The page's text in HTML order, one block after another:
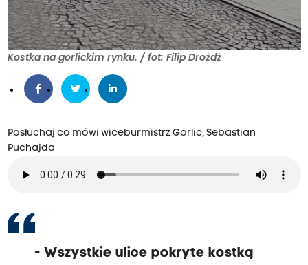
Kostka na gorlickim rynku. / fot: Filip Drożdż
Posłuchaj co mówi wiceburmistrz Gorlic, Sebastian
Puchajda
- Wszystkie ulice pokryte kostką